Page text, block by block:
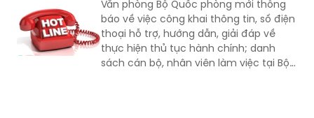
Văn phòng Bộ Quốc phòng mới thông
báo về việc công khai thông tin, số điện
thoại hỗ trợ, hướng dẫn, giải đáp về
thực hiện thủ tục hành chính; danh
sách cán bộ, nhân viên làm việc tại Bộ